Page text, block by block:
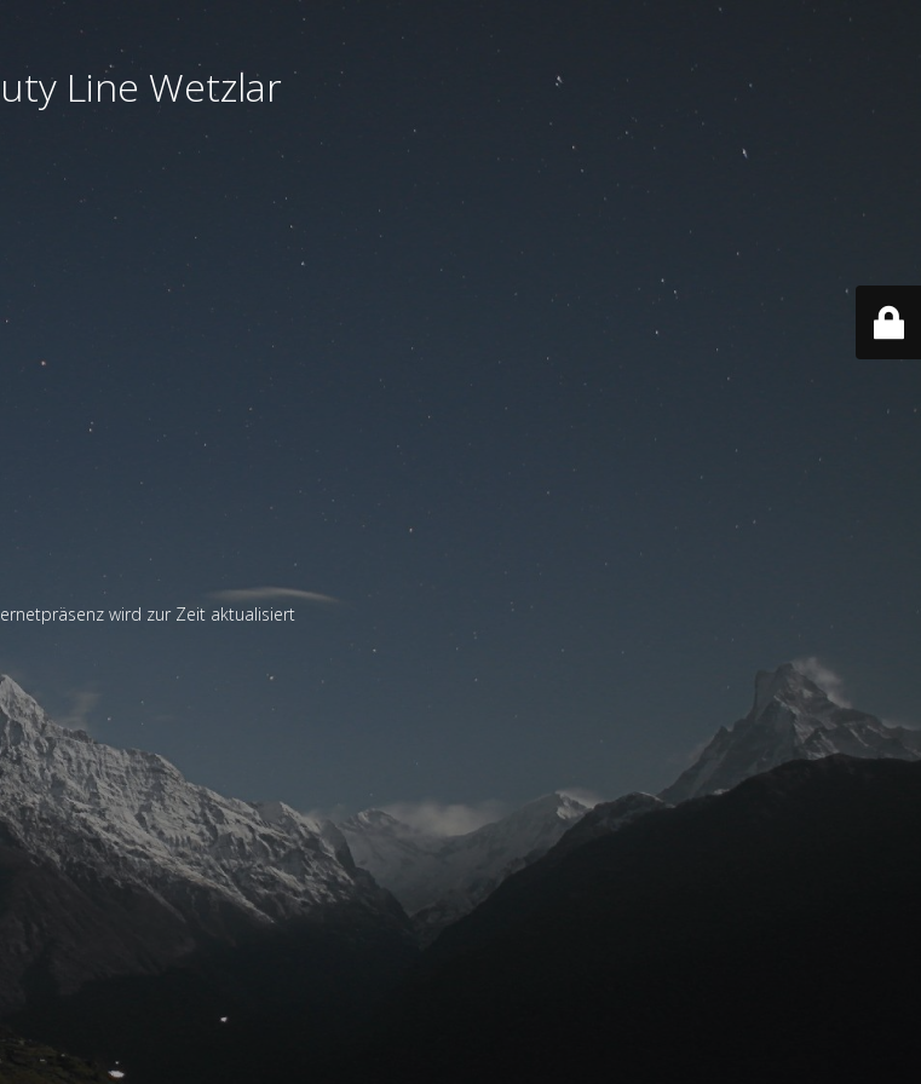
Line Wetzlar
wird zur Zeit aktualisiert